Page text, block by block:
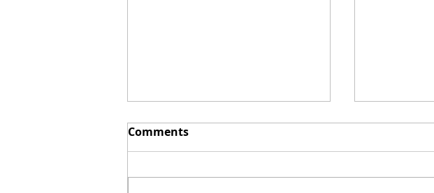
Comments